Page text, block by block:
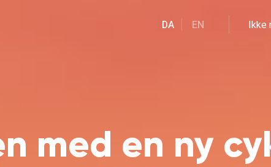
DA EN Ikke
med en ny